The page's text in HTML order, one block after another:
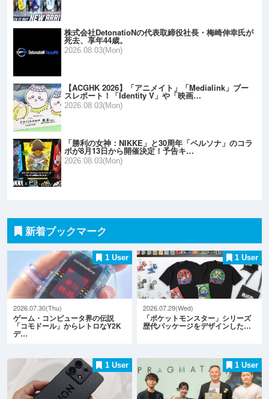
株式会社DetonatioNの代表取締役社長・梅崎伸幸氏が
死去、享年44歳。
2026.08.03(Mon)
【ACGHK 2026】「アニメイト」「Medialink」ブー
スレポート！「Identity V」や「映画…
2026.08.03(Mon)
「勝利の女神：NIKKE」と30周年「ペルソナ」のコラ
ボが8月13日から開催決定！予告キ…
2026.08.03(Mon)
新着ブックマーク
1 User
2026.07.30(Thu)
ゲーム・コンピュータ界の伝説
「コモドール」からレトロなY2K
デ…
1 User
2026.07.29(Wed)
「ポケットモンスター」シリーズ
歴代パッケージをデザインした…
1 User 1 User